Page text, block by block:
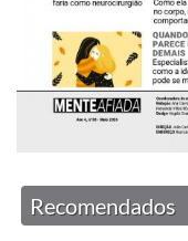
Recomendados